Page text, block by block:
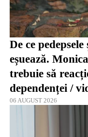
De ce
eșuează.
trebuie să
dependenței /
06 AUGUST 2026